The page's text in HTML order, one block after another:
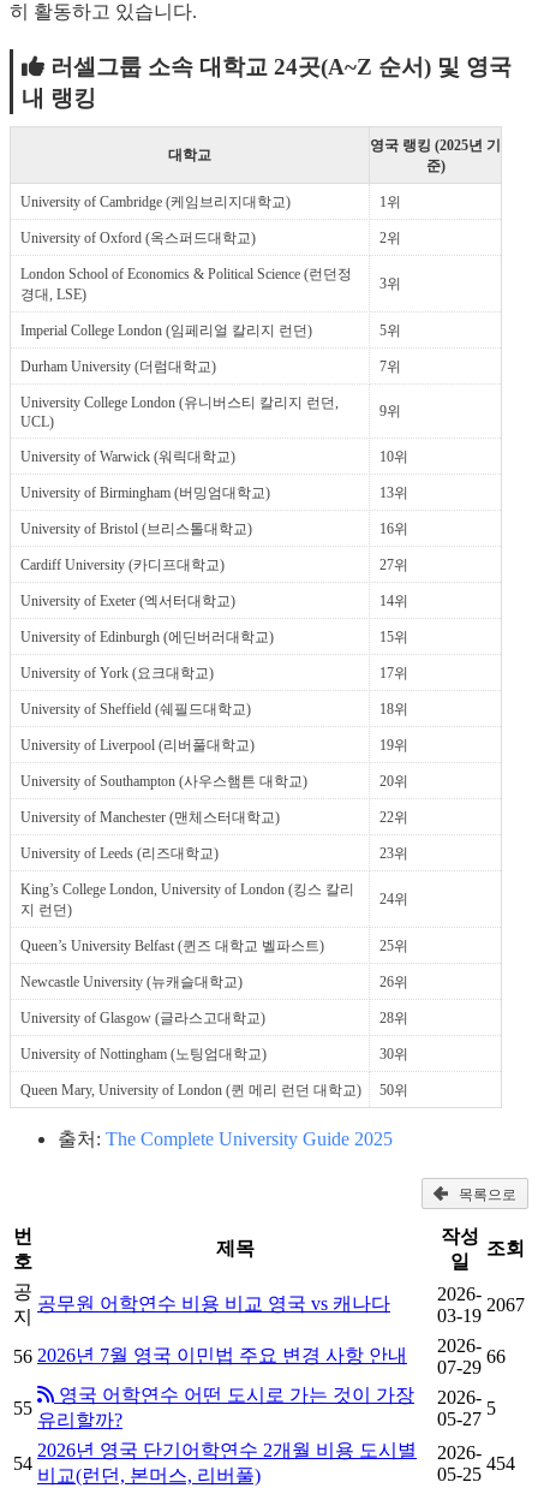
히 활동하고 있습니다.
러셀그룹 소속 대학교 24곳(A~Z 순서) 및 영국
내 랭킹
대학교
영국 랭킹 (2025년 기
준)
University of Cambridge (케임브리지대학교) 1위
University of Oxford (옥스퍼드대학교) 2위
London School of Economics & Political Science (런던정
경대, LSE)
3위
Imperial College London (임페리얼 칼리지 런던) 5위
Durham University (더럼대학교) 7위
University College London (유니버스티 칼리지 런던,
UCL)
9위
University of Warwick (워릭대학교) 10위
University of Birmingham (버밍엄대학교) 13위
University of Bristol (브리스톨대학교) 16위
Cardiff University (카디프대학교) 27위
University of Exeter (엑서터대학교) 14위
University of Edinburgh (에딘버러대학교) 15위
University of York (요크대학교) 17위
University of Sheffield (쉐필드대학교) 18위
University of Liverpool (리버풀대학교) 19위
University of Southampton (사우스햄튼 대학교) 20위
University of Manchester (맨체스터대학교) 22위
University of Leeds (리즈대학교) 23위
King’s College London, University of London (킹스 칼리
지 런던)
24위
Queen’s University Belfast (퀸즈 대학교 벨파스트) 25위
Newcastle University (뉴캐슬대학교) 26위
University of Glasgow (글라스고대학교) 28위
University of Nottingham (노팅엄대학교) 30위
Queen Mary, University of London (퀸 메리 런던 대학교) 50위
출처: The Complete University Guide 2025
목록으로
번
호
제목
작성
일
조회
공
지
공무원 어학연수 비용 비교 영국 vs 캐나다
2026-
03-19
2067
56 2026년 7월 영국 이민법 주요 변경 사항 안내
2026-
07-29
66
55
영국 어학연수 어떤 도시로 가는 것이 가장
유리할까?
2026-
05-27
5
54
2026년 영국 단기어학연수 2개월 비용 도시별
비교(런던, 본머스, 리버풀)
2026-
05-25
454